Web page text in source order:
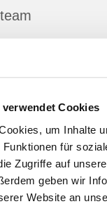
verwendet Cookies
um Inhalte
für
Zugriffe auf
geben wir
Website an